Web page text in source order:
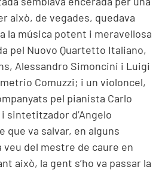
això, de vegades, quedava
la música potent i meravellosa
pel Nuovo Quartetto Italiano,
Alessandro Simoncini i Luigi
Comuzzi; i un violoncel,
pel pianista Carlo
sintetitzador d’Angelo
que va salvar, en alguns
del mestre de caure en
això, la gent s’ho va passar la